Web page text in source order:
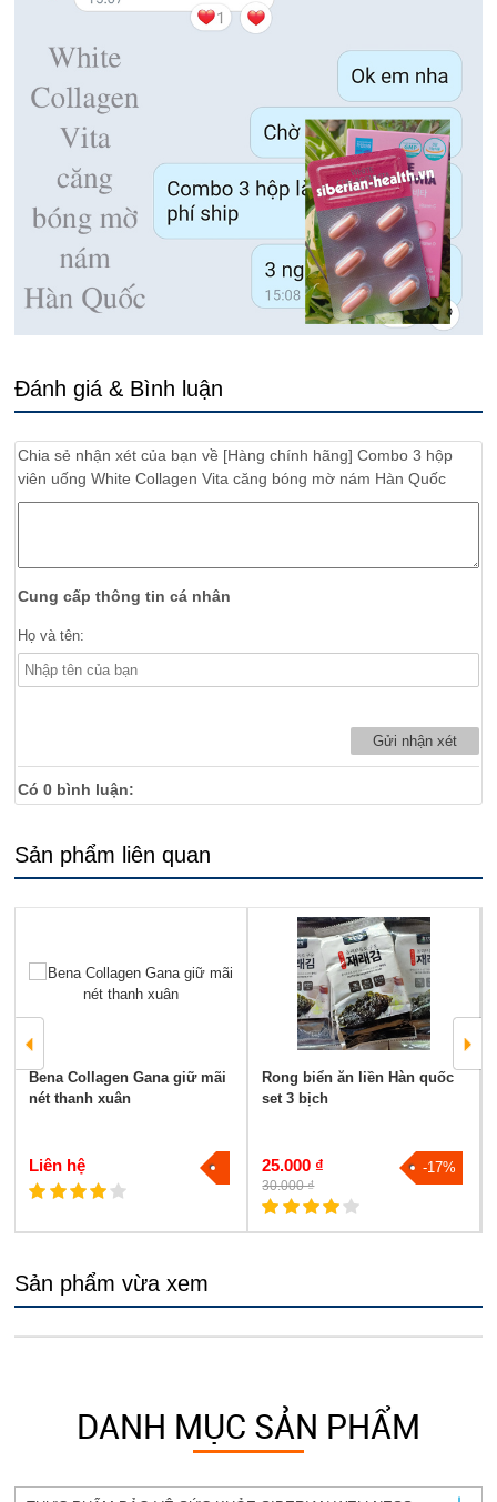
Đánh giá & Bình luận
Chia sẻ nhận xét của bạn về [Hàng chính hãng] Combo 3 hộp
viên uống White Collagen Vita căng bóng mờ nám Hàn Quốc
Cung cấp thông tin cá nhân
Họ và tên:
Có0 bình luận:
Sản phẩm liên quan
Bena Collagen Gana giữ mãi
nét thanh xuân
Liên hệ
Rong biển ăn liền Hàn quốc
set 3 bịch
25.000 ₫
30.000 ₫
-17%
Sản phẩm vừa xem
DANH MỤC SẢN PHẨM